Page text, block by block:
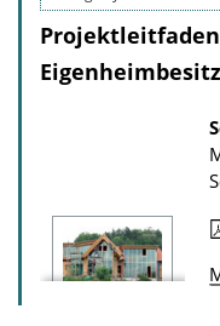
l
o
s
i
t
i